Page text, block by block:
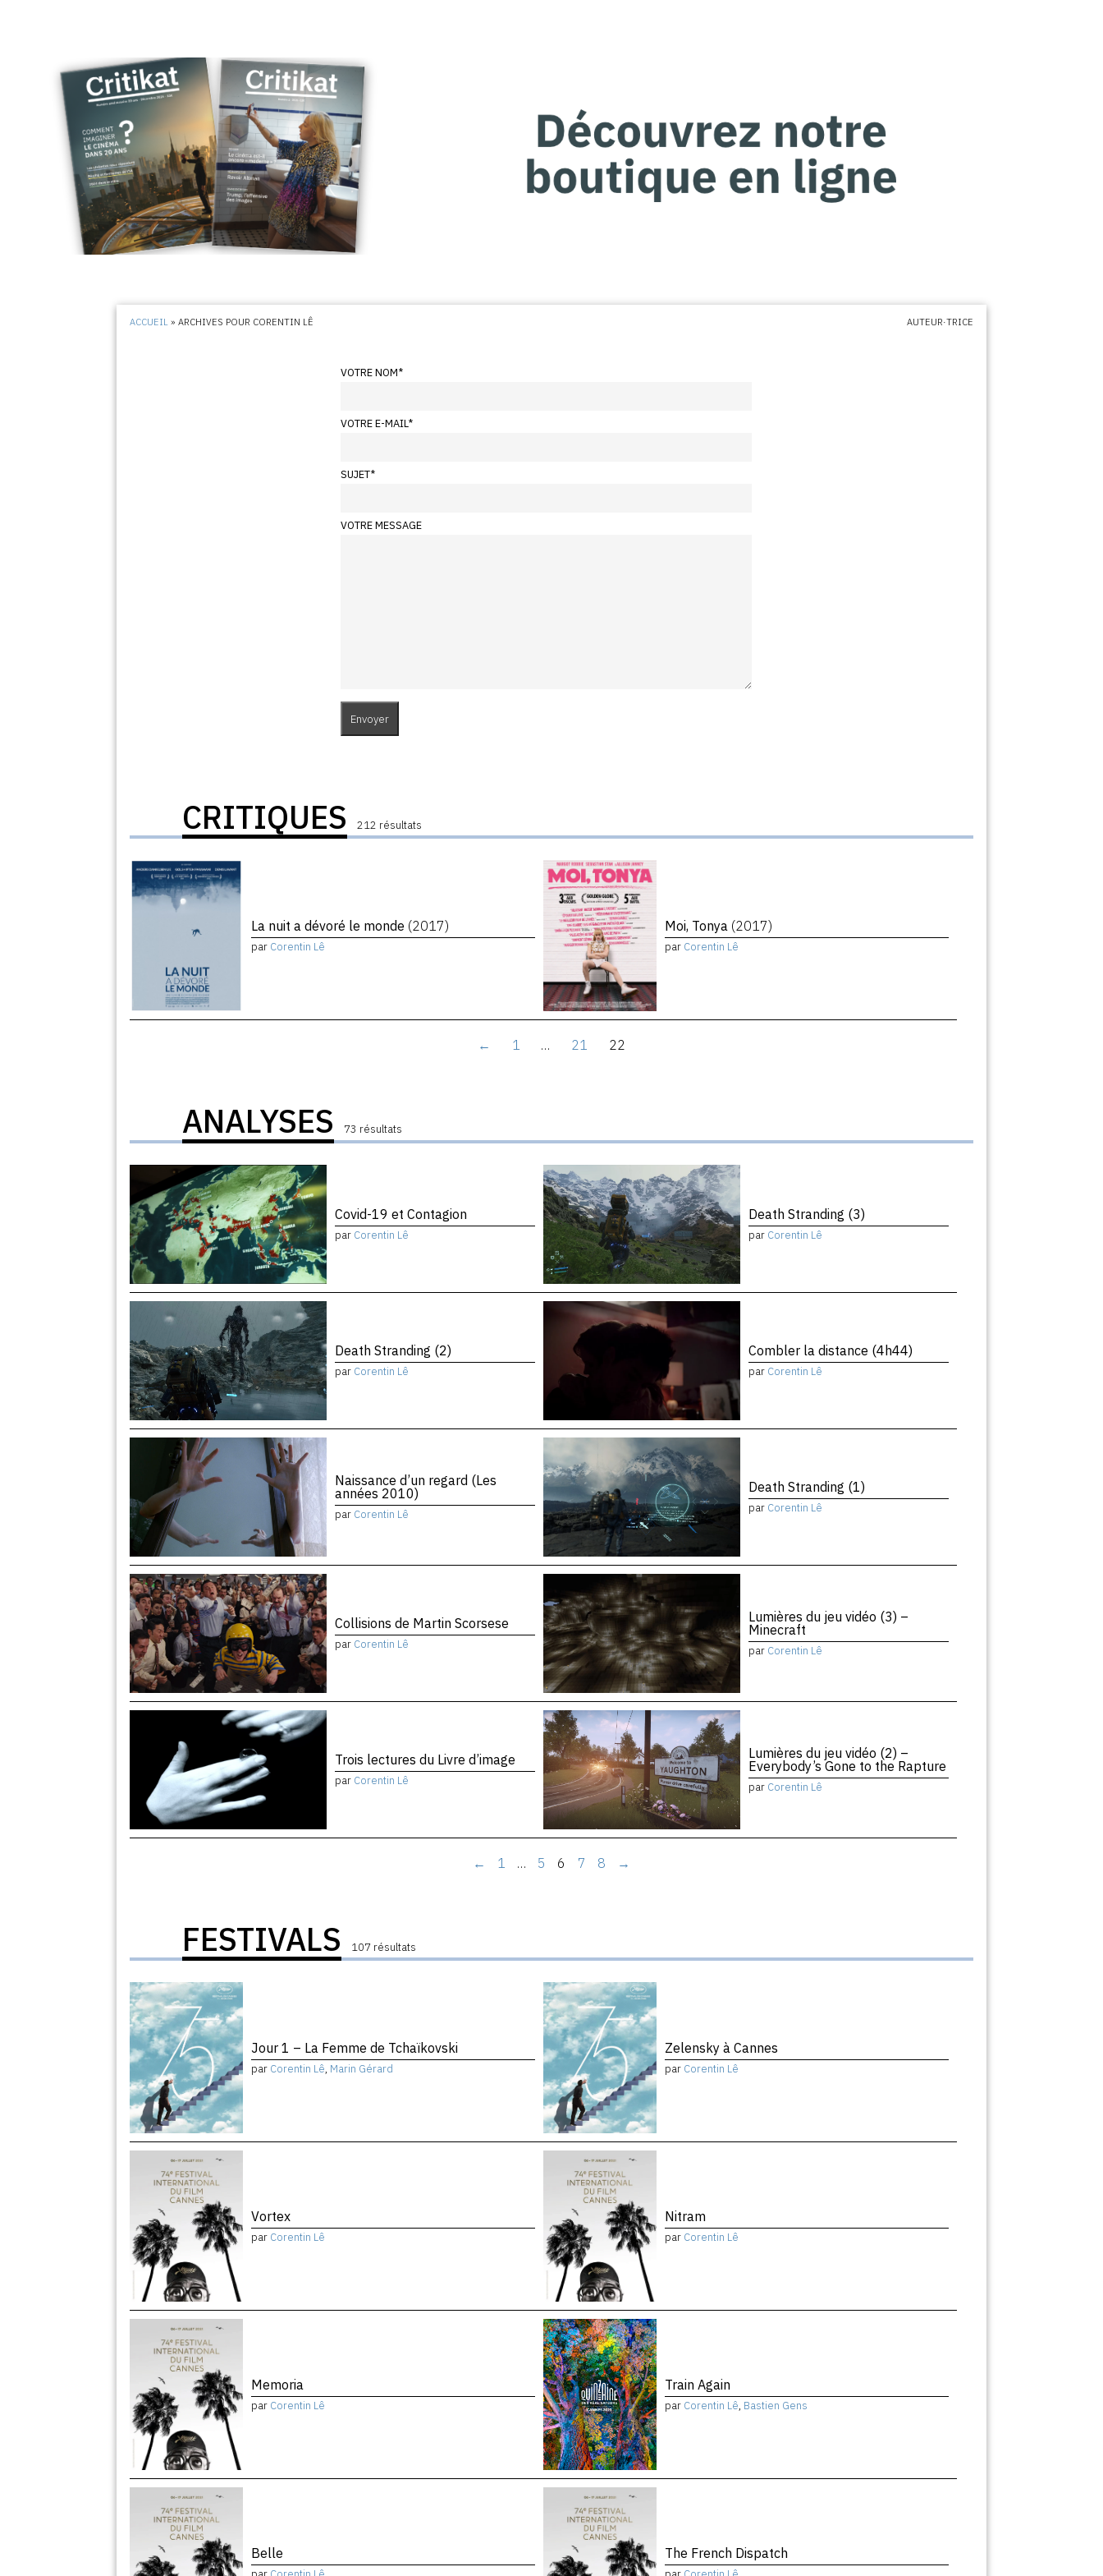
ACCUEIL »ARCHIVES POUR CORENTIN LÊ AUTEUR·TRICE
VOTRE NOM*
VOTRE E-MAIL*
SUJET*
VOTRE MESSAGE
CRITIQUES 212 résultats
La nuit a dévoré le monde (2017)
par Corentin Lê
Moi, Tonya (2017)
par Corentin Lê
← 1 … 21 22
ANALYSES 73 résultats
Covid-19 et Contagion
par Corentin Lê
Death Stranding (3)
par Corentin Lê
Death Stranding (2)
par Corentin Lê
Combler la distance (4h44)
par Corentin Lê
Naissance d’un regard (Les
années 2010)
par Corentin Lê
Death Stranding (1)
par Corentin Lê
Collisions de Martin Scorsese
par Corentin Lê
Lumières du jeu vidéo (3) –
Minecraft
par Corentin Lê
Trois lectures du Livre d’image
par Corentin Lê
Lumières du jeu vidéo (2) –
Everybody’s Gone to the Rapture
par Corentin Lê
← 1 … 5 6 7 8 →
FESTIVALS 107 résultats
Jour 1 – La Femme de Tchaïkovski
par Corentin Lê, Marin Gérard
Zelensky à Cannes
par Corentin Lê
Vortex
par Corentin Lê
Nitram
par Corentin Lê
Memoria
par Corentin Lê
Train Again
par Corentin Lê, Bastien Gens
Belle The French Dispatch